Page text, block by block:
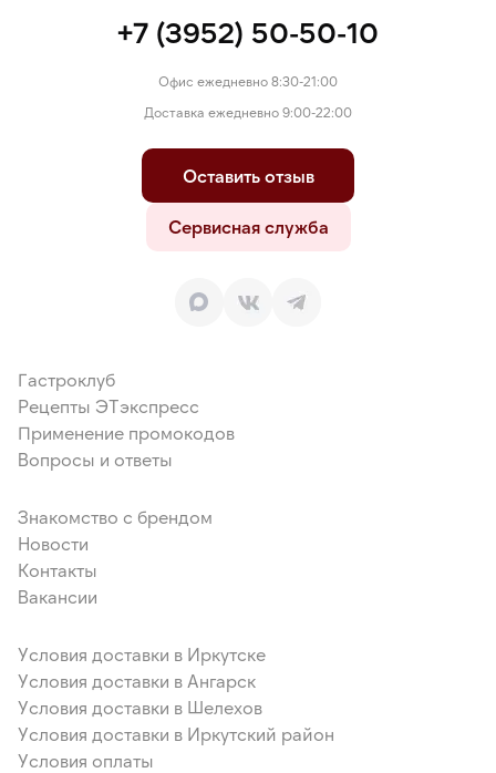
+7 (3952) 50-50-10
Офис ежедневно 8:30-21:00
Доставка ежедневно 9:00-22:00
Оставить отзыв
Сервисная служба
Гастроклуб
Рецепты ЭТэкспресс
Применение промокодов
Вопросы и ответы
Знакомство с брендом
Новости
Контакты
Вакансии
Условия доставки в Иркутске
Условия доставки в Ангарск
Условия доставки в Шелехов
Условия доставки в Иркутский район
Условия оплаты